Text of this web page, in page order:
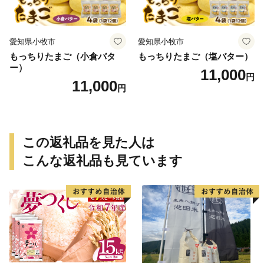
愛知県小牧市
もっちりたまご（小倉バタ
ー）
11,000円
愛知県小牧市
もっちりたまご（塩バター）
11,000円
この返礼品を見た人は
こんな返礼品も見ています